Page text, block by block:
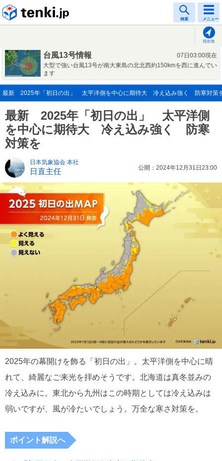
検索 メニュー
現在地
台風13号情報
07日03:00現在
大型で強い台風13号が南大東島の北北西約150kmを西に進んでい
ます
最新 2025年「初日の出」 太平洋側を中心に期待大 冷え込み強く 防寒対策
最新 2025年「初日の出」 太平洋側
を中心に期待大 冷え込み強く 防寒
対策を
日本気象協会 本社
日直主任 公開：2024年12月31日23:00
2025年の幕開けを飾る「初日の出」。太平洋側を中心に晴
れて、綺麗なご来光を拝めそうです。北海道は真冬並みの
冷え込みに。東北から九州はこの時期としては冷え込みは
弱いですが、風が冷たいでしょう。万全な寒さ対策を。
ポイント解説へ